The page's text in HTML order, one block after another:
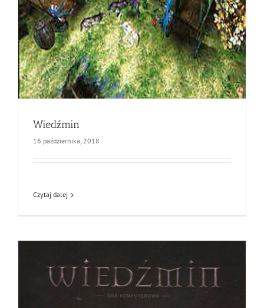
Wiedźmin
16 października, 2018
Czytaj dalej